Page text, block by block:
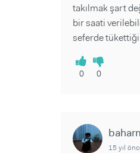
takılmak şart
bir saati
seferde tükettiği
0 0
15 yıl